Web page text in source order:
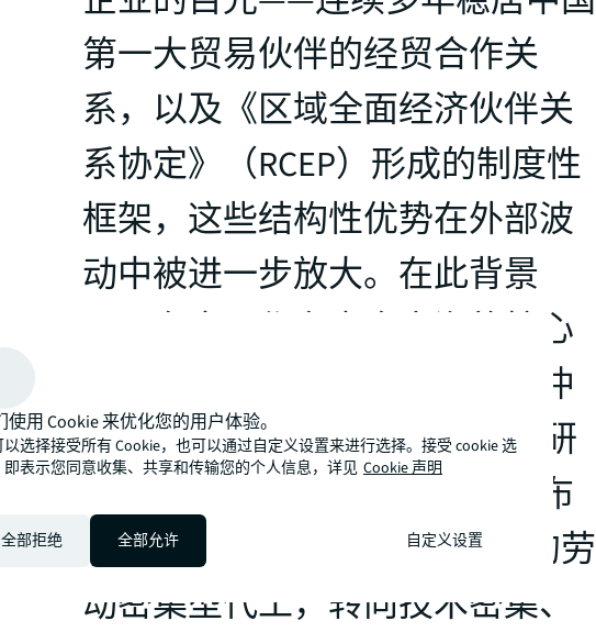
第一大贸易伙伴的经贸合作关
系，以及《区域全面经济伙伴关
系协定》（RCEP）形成的制度性
框架，这些结构性优势在外部波
动中被进一步放大。在此背景
下，东南亚作为中企出海的核心
区域，战略价值进一步凸显。仲
量联行基于2025年《制造业高增长赛道》
研
究报告发现：中企在东南亚的布
局正经历深刻转型——从早期的劳
动密集型代工，转向技术密集、
使用 Cookie 来优化您的用户体验。
选择接受所有 Cookie，也可以通过自定义设置来进行选择。接受 cookie 选
即表示您同意收集、共享和传输您的个人信息，详见 Cookie 声明
全部拒绝 全部允许 自定义设置